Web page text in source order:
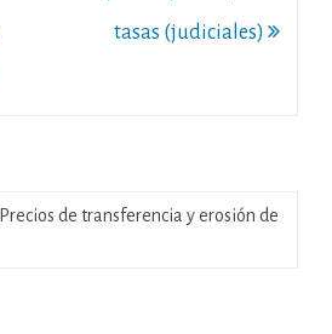
tasas (judiciales)
Precios de transferencia y erosión de